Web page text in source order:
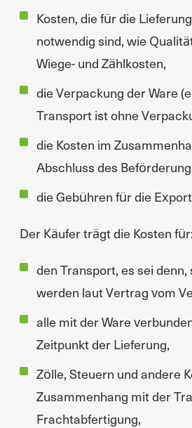
Kosten, die für die
notwendig sind, wie
Wiege- und Zählkosten,
die Verpackung der Ware
Transport ist ohne
die Kosten im
Abschluss des
die Gebühren für die
Der Käufer trägt die Kosten für:
den Transport, es sei denn,
werden laut Vertrag vom
alle mit der Ware
Zeitpunkt der Lieferung,
Zölle, Steuern und andere
Zusammenhang mit der
Frachtabfertigung,